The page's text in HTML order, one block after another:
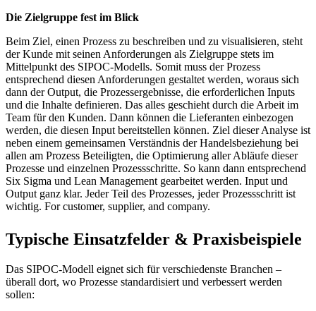
Die Zielgruppe fest im Blick
Beim Ziel, einen Prozess zu beschreiben und zu visualisieren, steht
der Kunde mit seinen Anforderungen als Zielgruppe stets im
Mittelpunkt des SIPOC-Modells. Somit muss der Prozess
entsprechend diesen Anforderungen gestaltet werden, woraus sich
dann der Output, die Prozessergebnisse, die erforderlichen Inputs
und die Inhalte definieren. Das alles geschieht durch die Arbeit im
Team für den Kunden. Dann können die Lieferanten einbezogen
werden, die diesen Input bereitstellen können. Ziel dieser Analyse ist
neben einem gemeinsamen Verständnis der Handelsbeziehung bei
allen am Prozess Beteiligten, die Optimierung aller Abläufe dieser
Prozesse und einzelnen Prozessschritte. So kann dann entsprechend
Six Sigma und Lean Management gearbeitet werden. Input und
Output ganz klar. Jeder Teil des Prozesses, jeder Prozessschritt ist
wichtig. For customer, supplier, and company.
Typische Einsatzfelder & Praxisbeispiele
Das SIPOC-Modell eignet sich für verschiedenste Branchen –
überall dort, wo Prozesse standardisiert und verbessert werden
sollen: